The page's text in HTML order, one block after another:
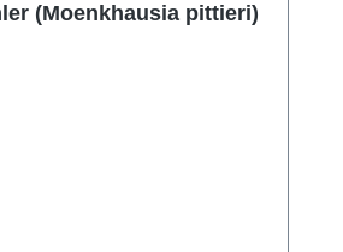
(Moenkhausia pittieri)